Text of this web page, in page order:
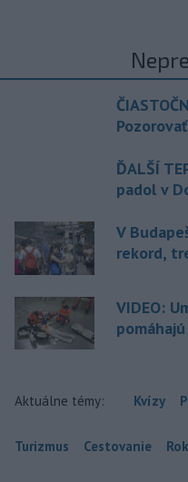
ĎALŠÍ
padol v
V
rekord,
VIDEO:
Aktuálne témy: Kvízy
Turizmus Cestovanie